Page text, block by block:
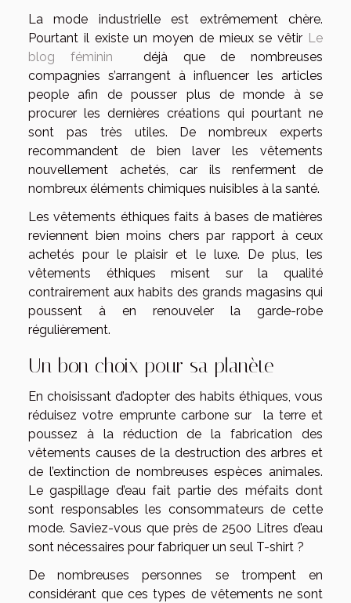
La mode industrielle est extrêmement chère.
Pourtant il existe un moyen de mieux se vêtir Le
blog féminin déjà que de nombreuses
compagnies s’arrangent à influencer les articles
people afin de pousser plus de monde à se
procurer les dernières créations qui pourtant ne
sont pas très utiles. De nombreux experts
recommandent de bien laver les vêtements
nouvellement achetés, car ils renferment de
nombreux éléments chimiques nuisibles à la santé.
Les vêtements éthiques faits à bases de matières
reviennent bien moins chers par rapport à ceux
achetés pour le plaisir et le luxe. De plus, les
vêtements éthiques misent sur la qualité
contrairement aux habits des grands magasins qui
poussent à en renouveler la garde-robe
régulièrement.
Un bon choix pour sa planète
En choisissant d’adopter des habits éthiques, vous
réduisez votre emprunte carbone sur la terre et
poussez à la réduction de la fabrication des
vêtements causes de la destruction des arbres et
de l’extinction de nombreuses espèces animales.
Le gaspillage d’eau fait partie des méfaits dont
sont responsables les consommateurs de cette
mode. Saviez-vous que près de 2500 Litres d’eau
sont nécessaires pour fabriquer un seul T-shirt ?
De nombreuses personnes se trompent en
considérant que ces types de vêtements ne sont